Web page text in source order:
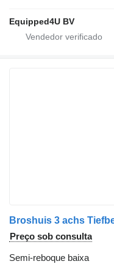
Equipped4U BV
Preço sob consulta
Semi-reboque baixa